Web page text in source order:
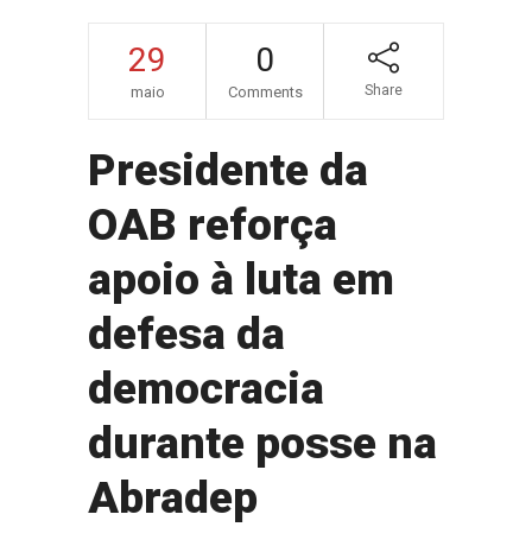
29
maio
0
Comments Share
Presidente da
OAB reforça
apoio à luta em
defesa da
democracia
durante posse na
Abradep